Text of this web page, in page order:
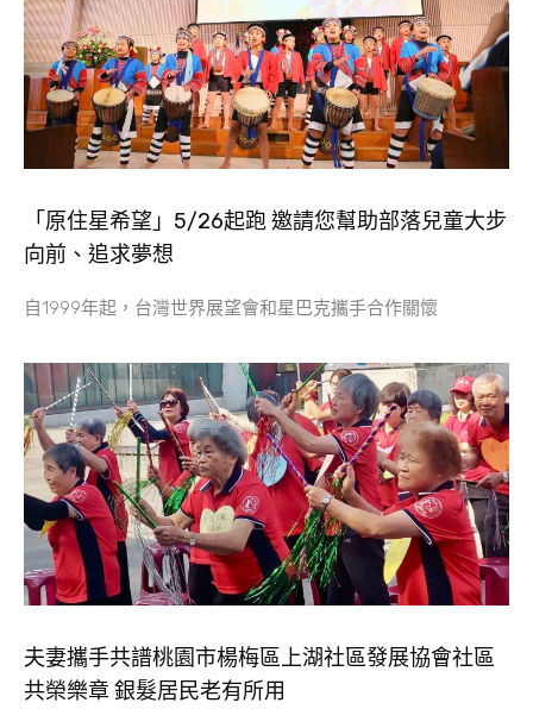
「原住星希望」5/26起跑 邀請您幫助部落兒童大步
向前、追求夢想
自1999年起，台灣世界展望會和星巴克攜手合作關懷
夫妻攜手共譜桃園市楊梅區上湖社區發展協會社區
共榮樂章 銀髮居民老有所用